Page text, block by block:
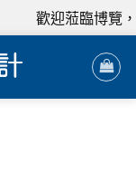
歡迎蒞臨博覽，我